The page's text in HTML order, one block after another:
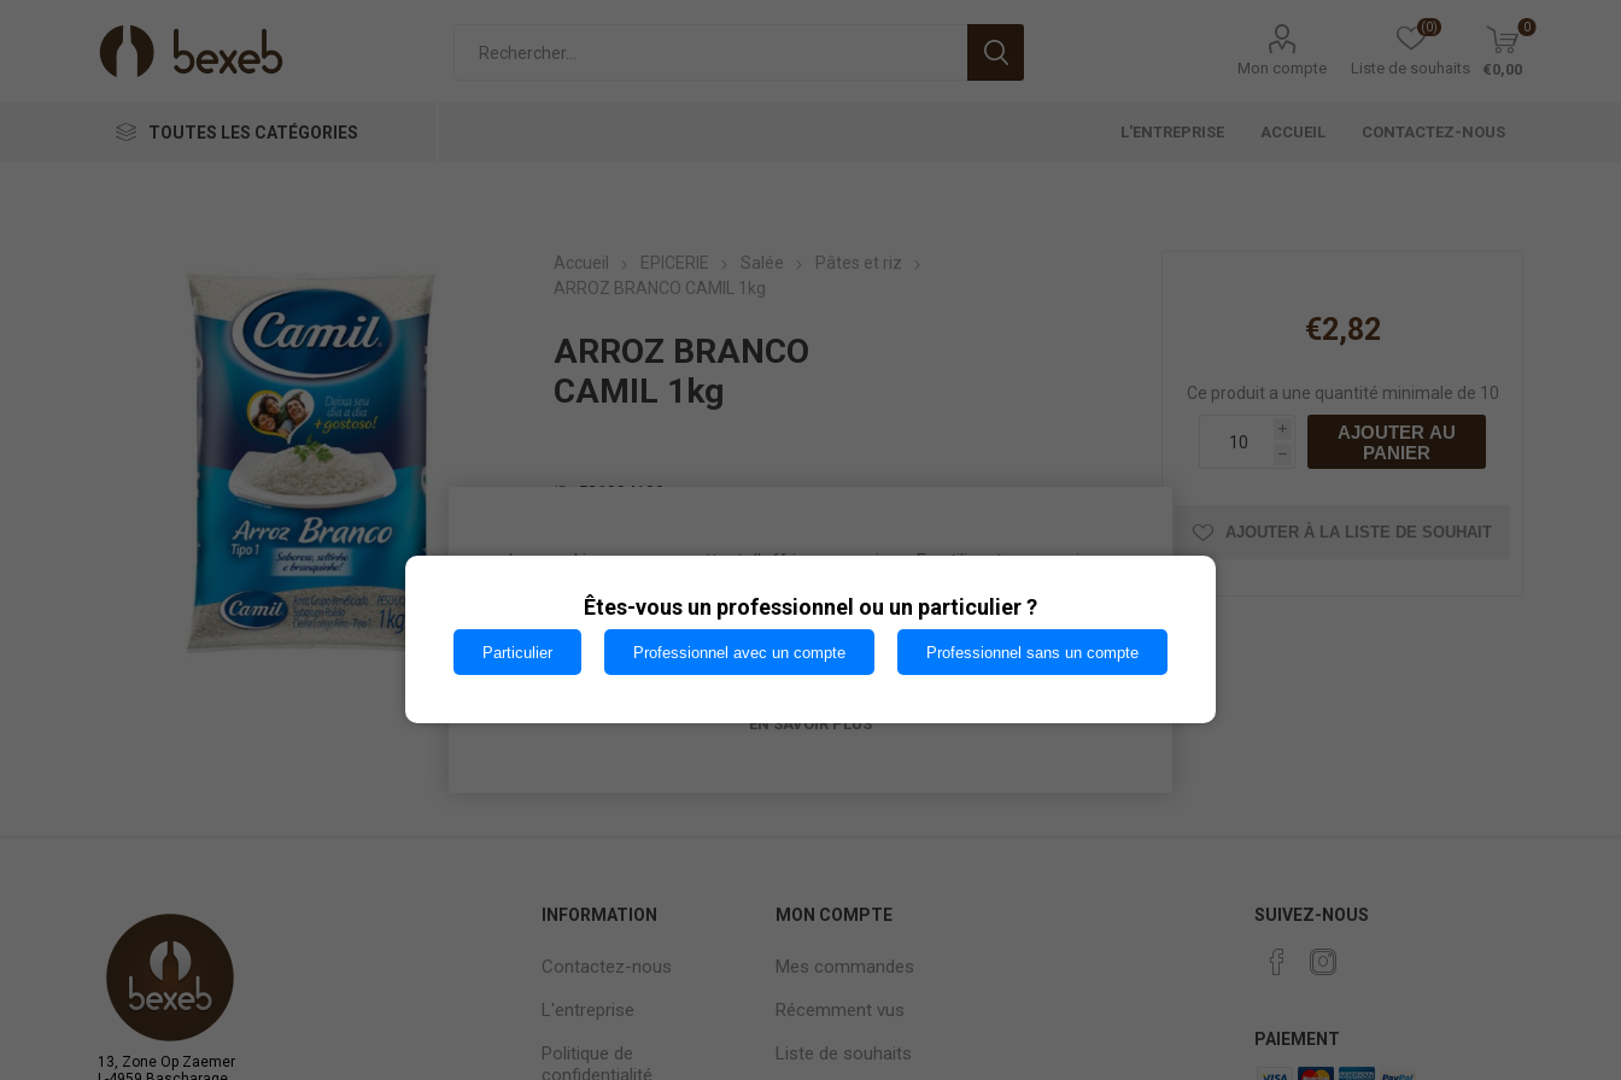
Mon compte Liste de souhaits
(0) 0
€0,00
TOUTES LES CATÉGORIES L'ENTREPRISE ACCUEIL CONTACTEZ-NOUS
Accueil EPICERIE Salée
Pâtes et riz
ARROZ BRANCO CAMIL 1kg
ARROZ BRANCO
CAMIL 1kg
ID:
526004180
€2,82
Ce produit a une quantité minimale de 10
i
h
AJOUTER AU
PANIER
AJOUTER À LA LISTE DE SOUHAIT
13, Zone Op Zaemer
INFORMATION
Contactez-nous
L'entreprise
Politique de
confidentialité
MON COMPTE
Mes commandes
Récemment vus
Liste de souhaits
SUIVEZ-NOUS
PAIEMENT
Les cookies nous permettent d'offrir nos services. En utilisant nos services,
OK
EN SAVOIR PLUS
Êtes-vous un professionnel ou un particulier ?
Particulier Professionnel avec un compte Professionnel sans un compte